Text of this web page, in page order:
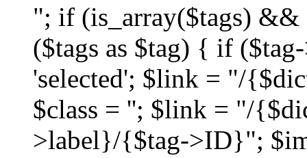
"; if (is_array($tags) &&
($tags as $tag) { if
'selected'; $link = "/
$class = ''; $link = "/
>label}/{$tag->ID}";